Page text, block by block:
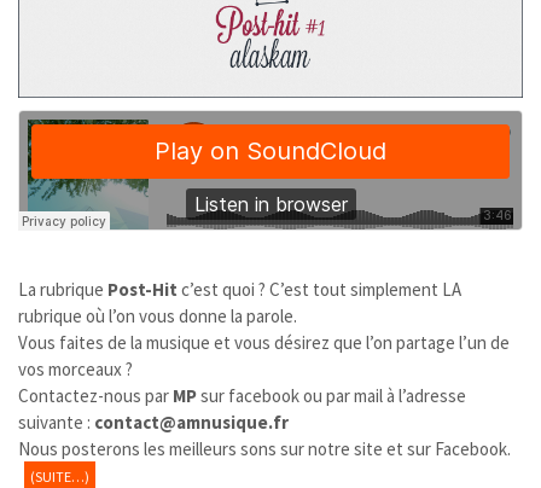
La rubrique Post-Hit c’est quoi ? C’est tout simplement LA
rubrique où l’on vous donne la parole.
Vous faites de la musique et vous désirez que l’on partage l’un de
vos morceaux ?
Contactez-nous par MPsur facebook ou par mail à l’adresse
suivante : contact@amnusique.fr
Nous posterons les meilleurs sons sur notre site et sur Facebook.
(SUITE…)